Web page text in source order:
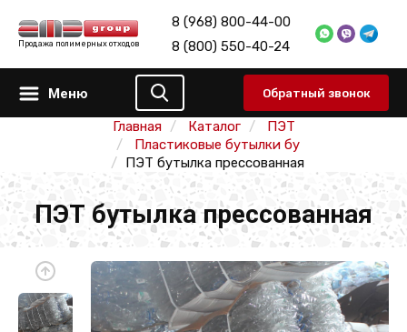
Продажа полимерных отходов
8 (968) 800-44-00
8 (800) 550-40-24
Меню Обратный звонок
Главная Каталог
ПЭТ
Пластиковые бутылки бу
ПЭТ бутылка прессованная
ПЭТ бутылка прессованная